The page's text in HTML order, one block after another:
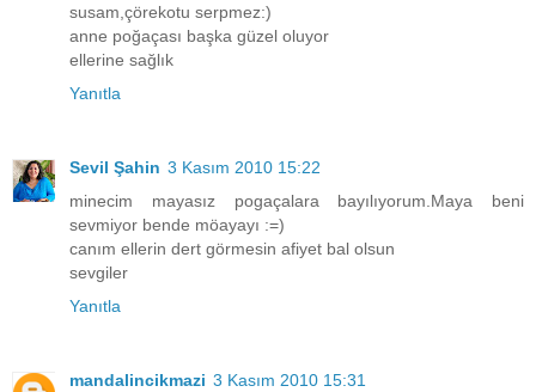
susam,çörekotu serpmez:)
anne poğaçası başka güzel oluyor
ellerine sağlık
Yanıtla
Sevil Şahin 3 Kasım 2010 15:22
minecim mayasız pogaçalara bayılıyorum.Maya beni
sevmiyor bende möayayı :=)
canım ellerin dert görmesin afiyet bal olsun
sevgiler
Yanıtla
mandalincikmazi 3 Kasım 2010 15:31